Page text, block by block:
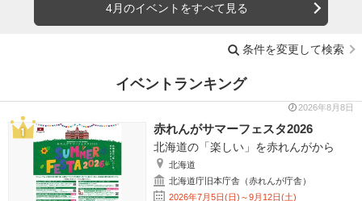
4月のイベントをすべて見る
条件を変更して検索
イベントランキング
2026年8月8日
赤れんがサマーフェスタ2026
北海道の「楽しい」を赤れんがから
北海道
北海道庁旧本庁舎（赤れんが庁舎）
2026年7月5日(日)～9月12日(土)